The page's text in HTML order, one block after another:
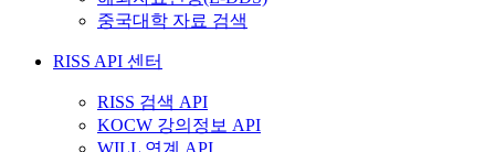
중국대학 자료 검색
RISS API 센터
RISS 검색 API
KOCW 강의정보 API
WILL 연계 API